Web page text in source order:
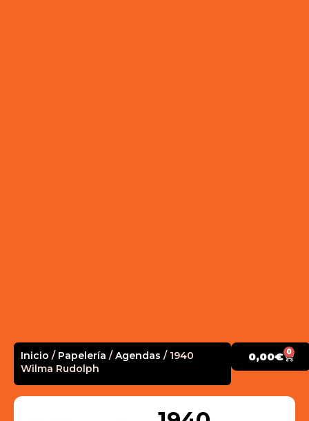
Inicio / Papelería /Agendas / 1940
Wilma Rudolph
0,00€ 0